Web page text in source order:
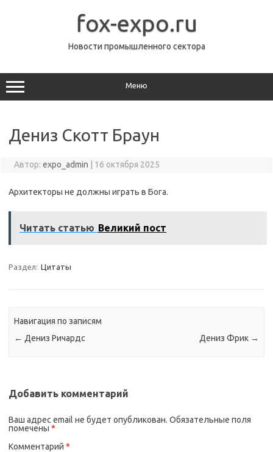
fox-expo.ru
Новости промышленного сектора
Меню
Дениз Скотт Браун
Автор: expo_admin 16 октября 2025
Архитекторы не должны играть в Бога.
Читать статью Великий пост
Раздел: Цитаты
Навигация по записям
← Дениз Ричардс Дениз Фрик →
Добавить комментарий
Ваш адрес email не будет опубликован. Обязательные поля
помечены *
Комментарий *